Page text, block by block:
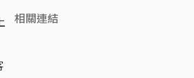
相關連結